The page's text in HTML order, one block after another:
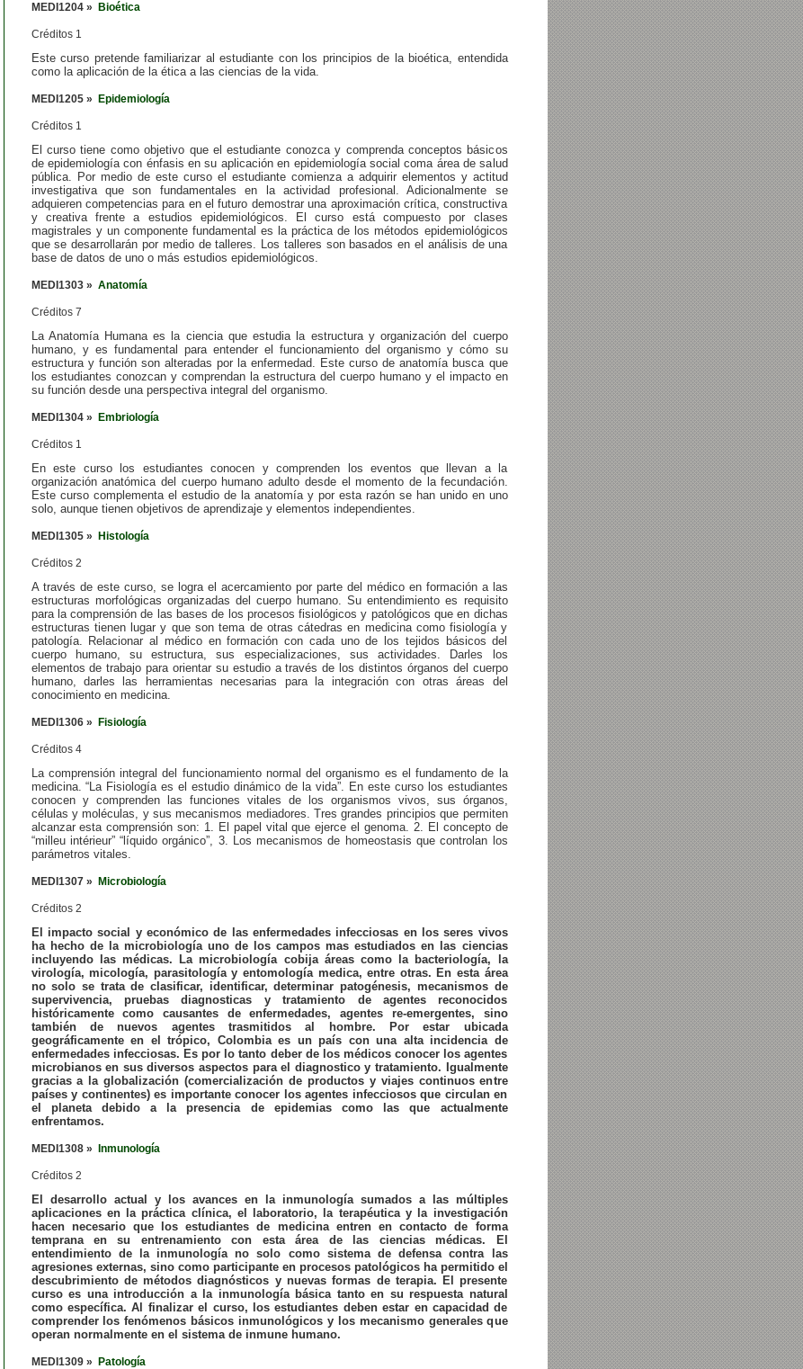
MEDI1204 » Bioética
Créditos 1
Este curso pretende familiarizar al estudiante con los principios de la bioética, entendida
como la aplicación de la ética a las ciencias de la vida.
MEDI1205 » Epidemiología
Créditos 1
El curso tiene como objetivo que el estudiante conozca y comprenda conceptos básicos
de epidemiología con énfasis en su aplicación en epidemiología social coma área de salud
pública. Por medio de este curso el estudiante comienza a adquirir elementos y actitud
investigativa que son fundamentales en la actividad profesional. Adicionalmente se
adquieren competencias para en el futuro demostrar una aproximación crítica, constructiva
y creativa frente a estudios epidemiológicos. El curso está compuesto por clases
magistrales y un componente fundamental es la práctica de los métodos epidemiológicos
que se desarrollarán por medio de talleres. Los talleres son basados en el análisis de una
base de datos de uno o más estudios epidemiológicos.
MEDI1303 » Anatomía
Créditos 7
La Anatomía Humana es la ciencia que estudia la estructura y organización del cuerpo
humano, y es fundamental para entender el funcionamiento del organismo y cómo su
estructura y función son alteradas por la enfermedad. Este curso de anatomía busca que
los estudiantes conozcan y comprendan la estructura del cuerpo humano y el impacto en
su función desde una perspectiva integral del organismo.
MEDI1304 » Embriología
Créditos 1
En este curso los estudiantes conocen y comprenden los eventos que llevan a la
organización anatómica del cuerpo humano adulto desde el momento de la fecundación.
Este curso complementa el estudio de la anatomía y por esta razón se han unido en uno
solo, aunque tienen objetivos de aprendizaje y elementos independientes.
MEDI1305 » Histología
Créditos 2
A través de este curso, se logra el acercamiento por parte del médico en formación a las
estructuras morfológicas organizadas del cuerpo humano. Su entendimiento es requisito
para la comprensión de las bases de los procesos fisiológicos y patológicos que en dichas
estructuras tienen lugar y que son tema de otras cátedras en medicina como fisiología y
patología. Relacionar al médico en formación con cada uno de los tejidos básicos del
cuerpo humano, su estructura, sus especializaciones, sus actividades. Darles los
elementos de trabajo para orientar su estudio a través de los distintos órganos del cuerpo
humano, darles las herramientas necesarias para la integración con otras áreas del
conocimiento en medicina.
MEDI1306 » Fisiología
Créditos 4
La comprensión integral del funcionamiento normal del organismo es el fundamento de la
medicina. “ La Fisiología es el estudio dinámico de la vida”. En este curso los estudiantes
conocen y comprenden las funciones vitales de los organismos vivos, sus órganos,
células y moléculas, y sus mecanismos mediadores. Tres grandes principios que permiten
alcanzar esta comprensión son: 1. El papel vital que ejerce el genoma. 2. El concepto de
“milleu intérieur” “líquido orgánico”, 3. Los mecanismos de homeostasis que controlan los
parámetros vitales.
MEDI1307 » Microbiología
Créditos 2
El impacto social y económico de las enfermedades infecciosas en los seres vivos
ha hecho de la microbiología uno de los campos mas estudiados en las ciencias
incluyendo las médicas. La microbiología cobija áreas como la bacteriología, la
virología, micología, parasitología y entomología medica, entre otras. En esta área
no solo se trata de clasificar, identificar, determinar patogénesis, mecanismos de
supervivencia, pruebas diagnosticas y tratamiento de agentes reconocidos
históricamente como causantes de enfermedades, agentes re-emergentes, sino
también de nuevos agentes trasmitidos al hombre. Por estar ubicada
geográficamente en el trópico, Colombia es un país con una alta incidencia de
enfermedades infecciosas. Es por lo tanto deber de los médicos conocer los agentes
microbianos en sus diversos aspectos para el diagnostico y tratamiento. Igualmente
gracias a la globalización (comercialización de productos y viajes continuos entre
países y continentes) es importante conocer los agentes infecciosos que circulan en
el planeta debido a la presencia de epidemias como las que actualmente
enfrentamos.
MEDI1308 » Inmunología
Créditos 2
El desarrollo actual y los avances en la inmunología sumados a las múltiples
aplicaciones en la práctica clínica, el laboratorio, la terapéutica y la investigación
hacen necesario que los estudiantes de medicina entren en contacto de forma
temprana en su entrenamiento con esta área de las ciencias médicas. El
entendimiento de la inmunología no solo como sistema de defensa contra las
agresiones externas, sino como participante en procesos patológicos ha permitido el
descubrimiento de métodos diagnósticos y nuevas formas de terapia. El presente
curso es una introducción a la inmunología básica tanto en su respuesta natural
como específica. Al finalizar el curso, los estudiantes deben estar en capacidad de
comprender los fenómenos básicos inmunológicos y los mecanismo generales que
operan normalmente en el sistema de inmune humano.
MEDI1309 » Patología